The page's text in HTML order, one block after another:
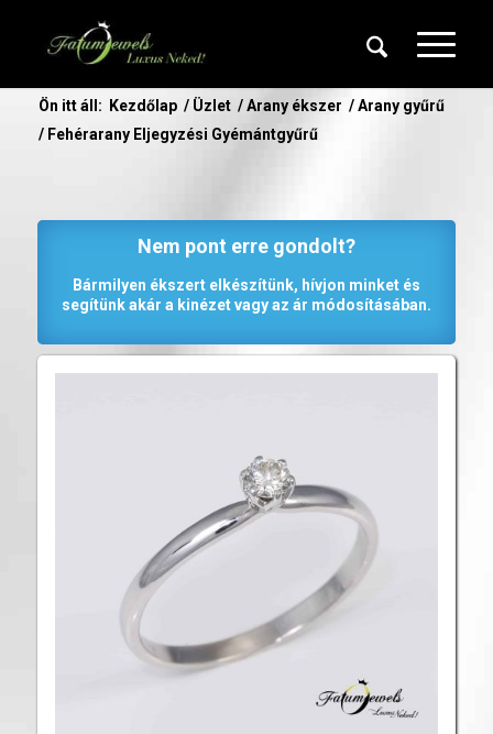
Ön itt áll: Kezdőlap / Üzlet / Arany ékszer / Arany gyűrű
/ Fehérarany Eljegyzési Gyémántgyűrű
Nem pont erre gondolt?
Bármilyen ékszert elkészítünk, hívjon minket és
segítünk akár a kinézet vagy az ár módosításában.